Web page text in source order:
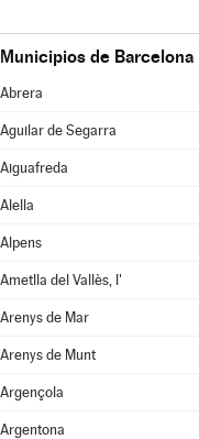
Municipios de Barcelona
Abrera
Aguilar de Segarra
Aiguafreda
Alella
Alpens
Ametlla del Vallès, l'
Arenys de Mar
Arenys de Munt
Argençola
Argentona